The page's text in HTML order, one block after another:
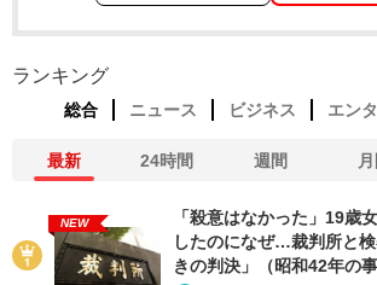
ランキング
総合 ニュース ビジネス エン
最新 24時間 週間
NEW
「殺意はなかった」19歳
したのになぜ…裁判所と
きの判決」（昭和42年の事